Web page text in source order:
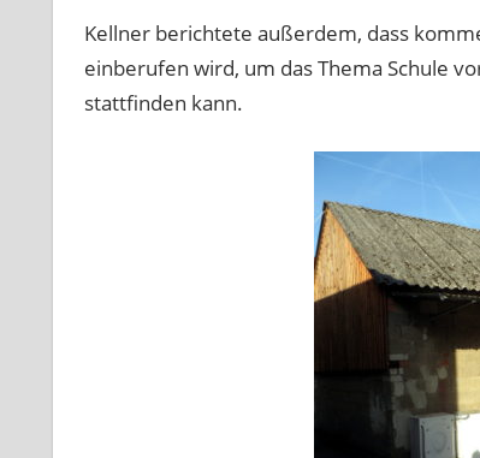
Kellner berichtete außerdem, dass
einberufen wird, um das Thema Schule
stattfinden kann.